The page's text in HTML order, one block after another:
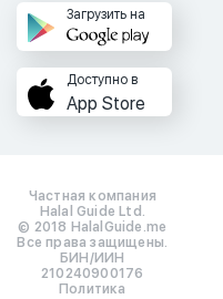
Загрузить на
Доступно в
App Store
Частная компания
Halal Guide Ltd.
© 2018 HalalGuide.me
Все права защищены.
БИН/ИИН
210240900176
Политика